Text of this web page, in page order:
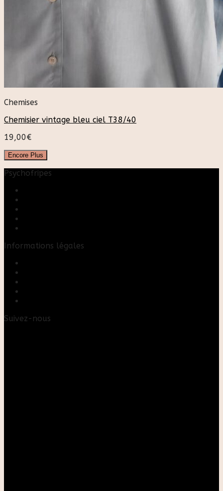
Chemises
Chemisier vintage bleu ciel T38/40
19,00€
Encore Plus
Psychofripes
Informations légales
Suivez-nous